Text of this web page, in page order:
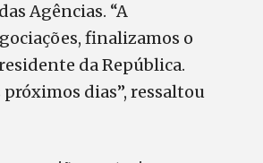
Agências. “A
finalizamos o
da República.
dias”, ressaltou